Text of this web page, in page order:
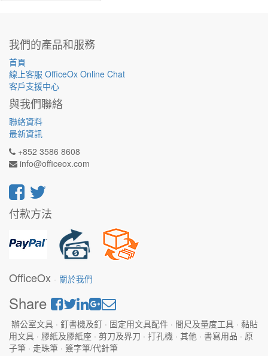
我們的產品和服務
首頁
線上客服 OfficeOx Online Chat
客戶支援中心
與我們聯絡
聯絡資料
最新資訊
+852 3586 8608
info@officeox.com
付款方法
OfficeOx - 關於我們
Share
辦公室文具 · 釘書機及釘 · 固定用文具配件 · 間尺及量度工具 · 黏貼
用文具 · 膠紙及膠紙座 · 剪刀及界刀 · 打孔機 · 其他 · 書寫用品 · 原
子筆 · 走珠筆 · 簽字筆/代針筆